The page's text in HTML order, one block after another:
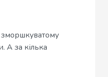
зморшкуватому
А за кілька